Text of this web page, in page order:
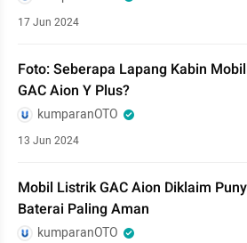
17 Jun 2024
Foto: Seberapa Lapang Kabin
GAC Aion Y Plus?
kumparanOTO
13 Jun 2024
Mobil Listrik GAC Aion Diklaim
Baterai Paling Aman
kumparanOTO